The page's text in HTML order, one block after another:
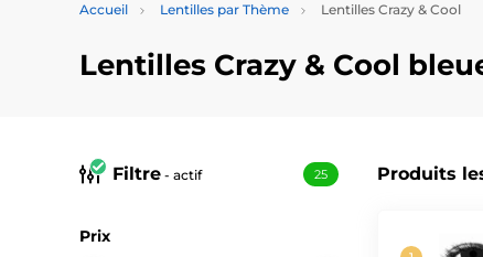
Accueil Lentilles par Thème Lentilles Crazy & Cool
Lentilles Crazy & Cool
Produits
Filtre - actif 25
Prix